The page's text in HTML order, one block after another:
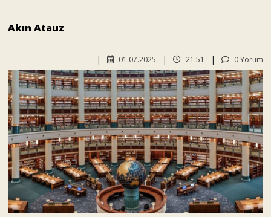
Akın Atauz
0 Yorum
21.51
01.07.2025